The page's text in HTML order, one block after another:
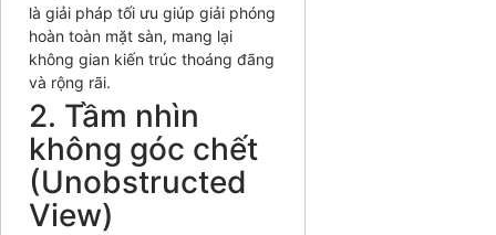
là giải pháp tối ưu giúp giải phóng
hoàn toàn mặt sàn, mang lại
không gian kiến trúc thoáng đãng
và rộng rãi.
2. Tầm nhìn
không góc chết
(Unobstructed
View)